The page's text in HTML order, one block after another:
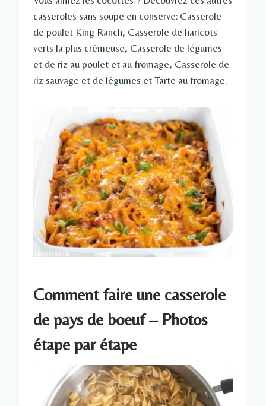
casseroles sans soupe en conserve: Casserole
de poulet King Ranch, Casserole de haricots
verts la plus crémeuse, Casserole de légumes
et de riz au poulet et au fromage, Casserole de
riz sauvage et de légumes et Tarte au fromage.
Comment faire une casserole
de pays de boeuf – Photos
étape par étape